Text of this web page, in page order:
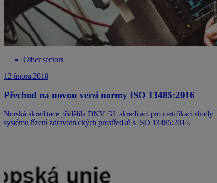
Other sectors
12 února 2018
Přechod na novou verzi normy ISO 13485:2016
Norská akreditace přidělila DNV GL akreditaci pro certifikaci shody
systému řízení zdravotnických prostředků s ISO 13485:2016.